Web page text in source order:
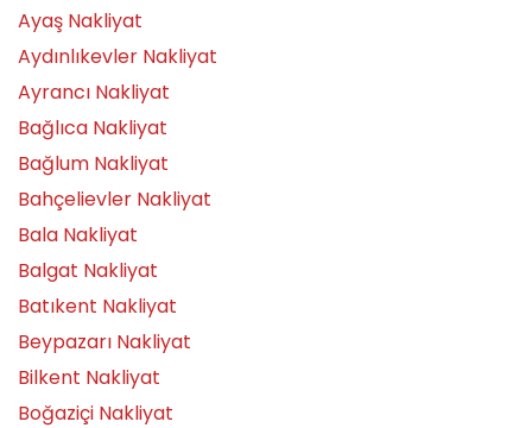
Ayaş Nakliyat
Aydınlıkevler Nakliyat
Ayrancı Nakliyat
Bağlıca Nakliyat
Bağlum Nakliyat
Bahçelievler Nakliyat
Bala Nakliyat
Balgat Nakliyat
Batıkent Nakliyat
Beypazarı Nakliyat
Bilkent Nakliyat
Boğaziçi Nakliyat